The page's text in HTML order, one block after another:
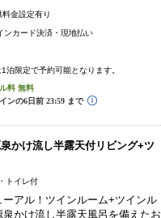
金設定有り
ンカード決済・現地払い
泊限定で予約可能となります。
泉かけ流し半露天付リビング+ツ
トイレ付
ーアル！ツインルーム+ツインル
かけ流し半露天風呂を備えたお